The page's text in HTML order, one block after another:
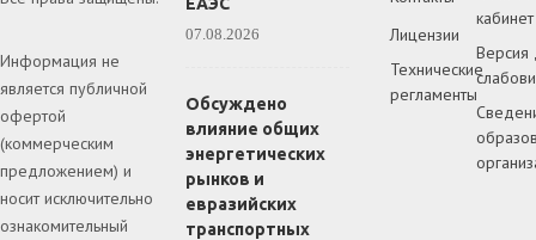
Информация не
является публичной
офертой
(коммерческим
предложением) и
носит исключительно
ознакомительный
07.08.2026
Обсуждено
влияние общих
энергетических
рынков и
евразийских
транспортных
Лицензии
Технические
регламенты
кабинет
Версия